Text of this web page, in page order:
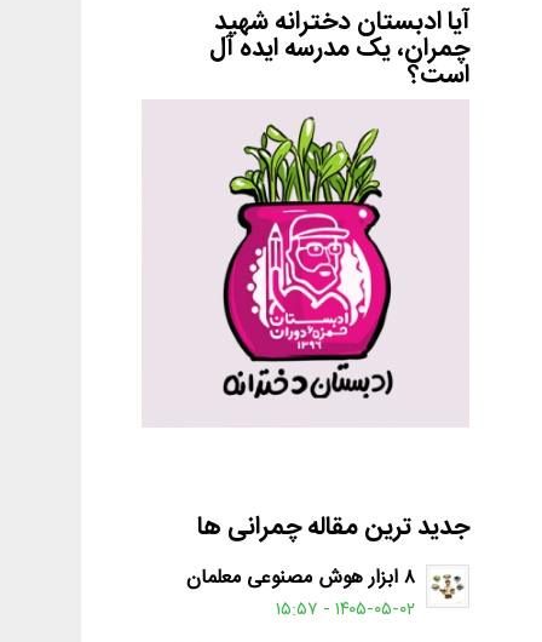
آیا ادبستان دخترانه شهید
چمران، یک مدرسه ایده آل
است؟
جدید ترین مقاله چمرانی ها
۸ ابزار هوش مصنوعی معلمان
۱۴۰۵-۰۵-۰۲ - ۱۵:۵۷